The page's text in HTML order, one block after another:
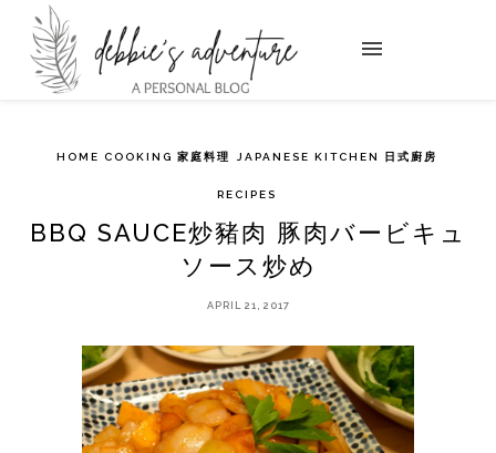
HOME COOKING 家庭料理 JAPANESE KITCHEN 日式廚房
RECIPES
BBQ SAUCE炒豬肉 豚肉バービキュ
ソース炒め
APRIL 21, 2017